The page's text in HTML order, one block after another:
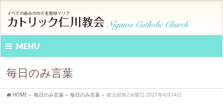
MENU
毎日のみ言葉
HOME » 毎日のみ言葉 » 毎日のみ言葉 » 復活節第2水曜日 2021年4月14日